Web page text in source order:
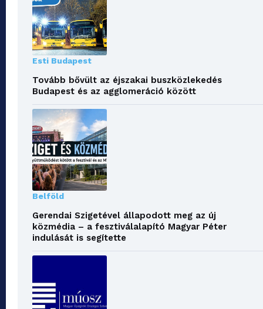
Esti Budapest
Tovább bővült az éjszakai buszközlekedés
Budapest és az agglomeráció között
Belföld
Gerendai Szigetével állapodott meg az új
közmédia – a fesztiválalapító Magyar Péter
indulását is segítette